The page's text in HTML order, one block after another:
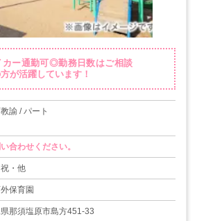
ー通勤可◎勤務日数はご相談
が活躍しています！
諭 / パート
合わせください。
・他
保育園
那須塩原市島方451‐33